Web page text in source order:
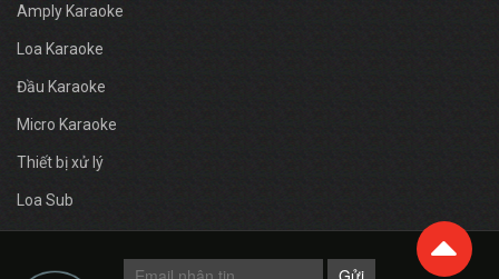
Amply Karaoke
Loa Karaoke
Đầu Karaoke
Micro Karaoke
Thiết bị xử lý
Loa Sub